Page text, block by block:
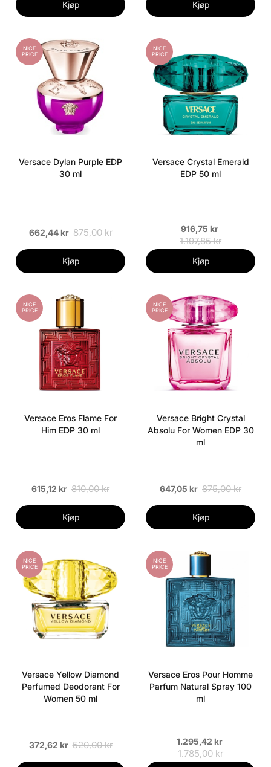
Kjøp Kjøp
NICE
PRICE
Versace Dylan Purple EDP
30 ml
662,44 kr 875,00 kr
Kjøp
NICE
PRICE
Versace Crystal Emerald
EDP 50 ml
916,75 kr
1.197,85 kr
Kjøp
NICE
PRICE
Versace Eros Flame For
Him EDP 30 ml
615,12 kr 810,00 kr
Kjøp
NICE
PRICE
Versace Bright Crystal
Absolu For Women EDP 30
ml
647,05 kr 875,00 kr
Kjøp
NICE
PRICE
Versace Yellow Diamond
Perfumed Deodorant For
Women 50 ml
372,62 kr 520,00 kr
NICE
PRICE
Versace Eros Pour Homme
Parfum Natural Spray 100
ml
1.295,42 kr
1.785,00 kr